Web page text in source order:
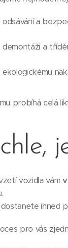
odsávání a
demontáži a
ekologickému
probíhá celá
vozidla vám
ihned
pro vás